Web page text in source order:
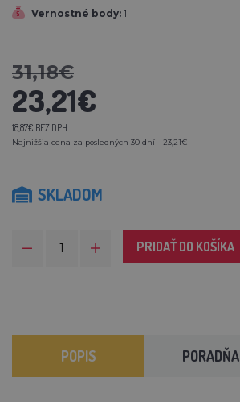
Vernostné body: 1
31,18€
23,21€
18,87€ BEZ DPH
Najnižšia cena za posledných 30 dní - 23,21€
SKLADOM
PRIDAŤ DO KOŠÍKA
POPIS PORADŇA